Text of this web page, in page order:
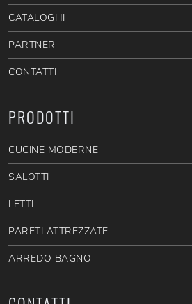
CATALOGHI
PARTNER
CONTATTI
PRODOTTI
CUCINE MODERNE
SALOTTI
LETTI
PARETI ATTREZZATE
ARREDO BAGNO